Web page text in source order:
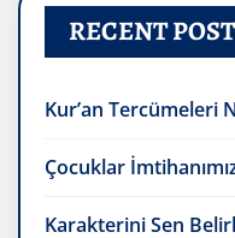
RECENT
Kur’an Tercümeleri
Çocuklar
Karakterini Sen